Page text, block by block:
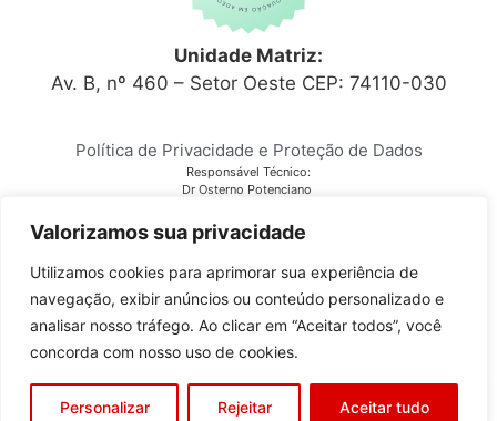
Valorizamos sua privacidade
Utilizamos cookies para aprimorar sua experiência de
navegação, exibir anúncios ou conteúdo personalizado e
analisar nosso tráfego. Ao clicar em “Aceitar todos”, você
concorda com nosso uso de cookies.
Personalizar Rejeitar Aceitar tudo
Unidade Matriz:
Av. B, nº 460 – Setor Oeste CEP: 74110-030
Política de Privacidade e Proteção de Dados
Responsável Técnico:
Dr Osterno Potenciano
Laboratório Citocenter
CNPJ 03.810.678/0001-28
Copyright © 2023Citocenter. Todos os direitos reservados.
Desenvolvido porGO!Sites